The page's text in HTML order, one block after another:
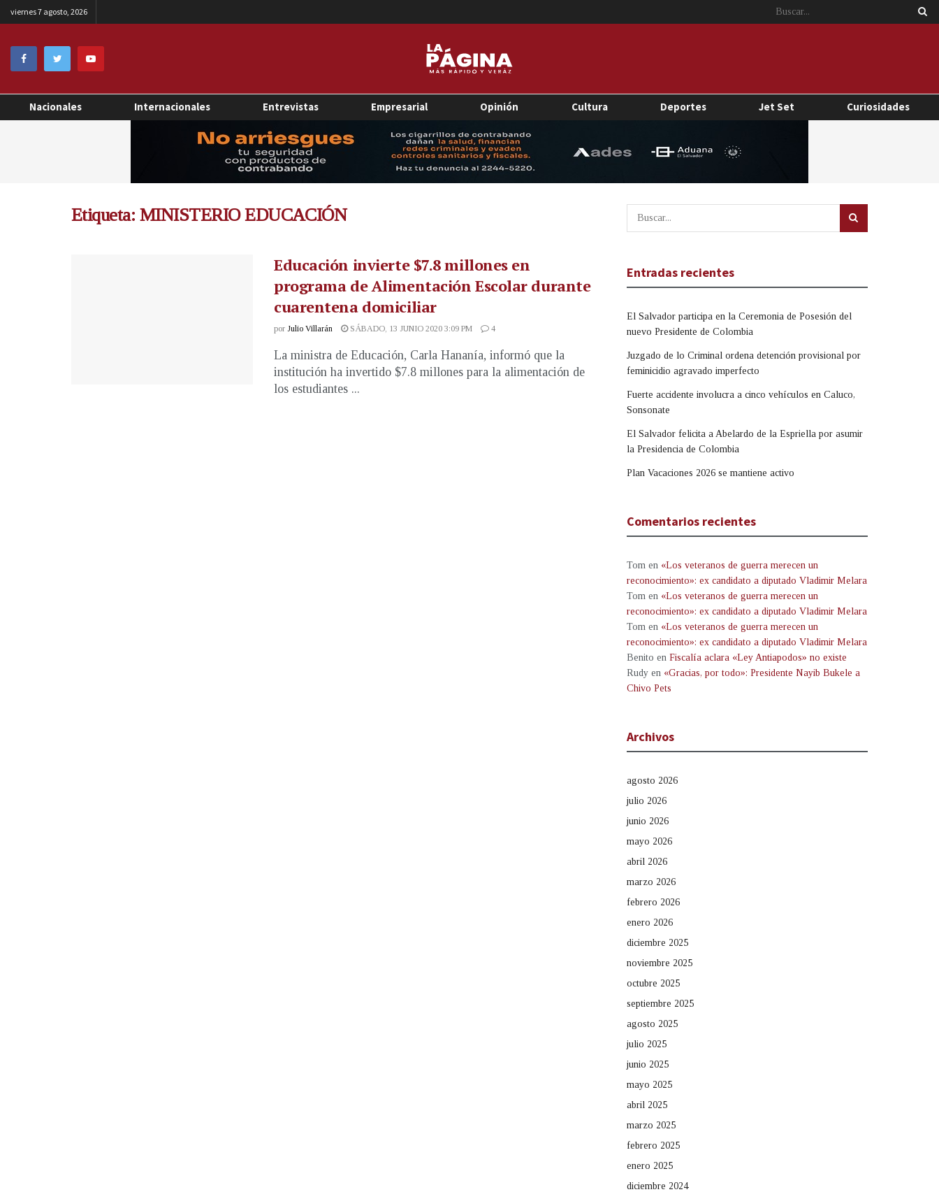
viernes 7 agosto, 2026
Nacionales Internacionales Entrevistas Empresarial Opinión Cultura Deportes Jet Set Curiosidades
Etiqueta: MINISTERIO EDUCACIÓN
Educación invierte $7.8 millones en
programa de Alimentación Escolar durante
cuarentena domiciliar
por Julio Villarán SÁBADO, 13 JUNIO 2020 3:09 PM 4
La ministra de Educación, Carla Hananía, informó que la
institución ha invertido $7.8 millones para la alimentación de
los estudiantes ...
Entradas recientes
El Salvador participa en la Ceremonia de Posesión del
nuevo Presidente de Colombia
Juzgado de lo Criminal ordena detención provisional por
feminicidio agravado imperfecto
Fuerte accidente involucra a cinco vehículos en Caluco,
Sonsonate
El Salvador felicita a Abelardo de la Espriella por asumir
la Presidencia de Colombia
Plan Vacaciones 2026 se mantiene activo
Comentarios recientes
Tom en «Los veteranos de guerra merecen un
reconocimiento»: ex candidato a diputado Vladimir Melara
Tom en «Los veteranos de guerra merecen un
reconocimiento»: ex candidato a diputado Vladimir Melara
Tom en «Los veteranos de guerra merecen un
reconocimiento»: ex candidato a diputado Vladimir Melara
Benito en Fiscalía aclara «Ley Antiapodos» no existe
Rudy en «Gracias, por todo»: Presidente Nayib Bukele a
Chivo Pets
Archivos
agosto 2026
julio 2026
junio 2026
mayo 2026
abril 2026
marzo 2026
febrero 2026
enero 2026
diciembre 2025
noviembre 2025
octubre 2025
septiembre 2025
agosto 2025
julio 2025
junio 2025
mayo 2025
abril 2025
marzo 2025
febrero 2025
enero 2025
diciembre 2024